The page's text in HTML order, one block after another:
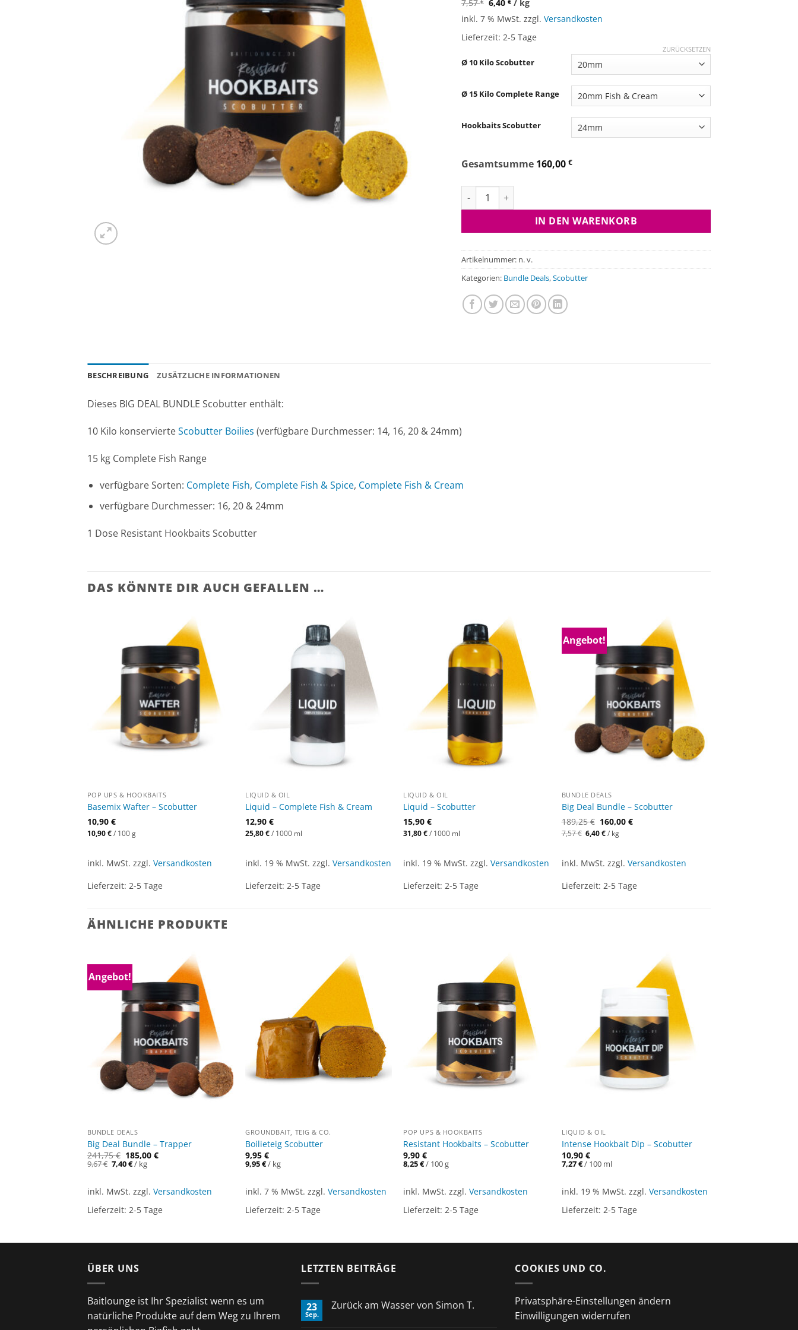
war:
189,25 €
ist:
160,00 €.
7,57 6,40 / kg
inkl. 7 % MwSt. zzgl. Versandkosten
Lieferzeit: 2-5 Tage
Ø 10 Kilo Scobutter
Ø 15 Kilo Complete Range
Hookbaits Scobutter
ZURÜCKSETZEN
Gesamtsumme 160,00 €
Big Deal Bundle - Scobutter Menge
IN DEN WARENKORB
Artikelnummer: n. v.
Kategorien: Bundle Deals,Scobutter
BESCHREIBUNG ZUSÄTZLICHE INFORMATIONEN
Dieses BIG DEAL BUNDLE Scobutter enthält:
10 Kilo konservierteScobutter Boilies (verfügbare Durchmesser: 14, 16, 20 & 24mm)
15 kg Complete Fish Range
verfügbare Sorten: Complete Fish, Complete Fish & Spice, Complete Fish & Cream
verfügbare Durchmesser: 16, 20 & 24mm
1 Dose Resistant Hookbaits Scobutter
DAS KÖNNTE DIR AUCH GEFALLEN …
POP UPS & HOOKBAITS
Basemix Wafter – Scobutter
10,90 €
10,90 €/ 100 g
inkl. MwSt. zzgl. Versandkosten
Lieferzeit: 2-5 Tage
LIQUID & OIL
Liquid – Complete Fish & Cream
12,90€
25,80€ / 1000 ml
inkl. 19 % MwSt. zzgl.Versandkosten
Lieferzeit: 2-5 Tage
LIQUID & OIL
Liquid – Scobutter
15,90€
31,80€ / 1000 ml
inkl. 19 % MwSt. zzgl.Versandkosten
Lieferzeit: 2-5 Tage
Angebot!
BUNDLE DEALS
Big Deal Bundle – Scobutter
189,25€ 160,00 €
7,57€ Ursprünglicher
Preis
6,40 €Aktueller
Preis
/ kg
inkl. MwSt. zzgl. Versandkosten
Lieferzeit: 2-5 Tage
ÄHNLICHE PRODUKTE
Angebot!
BUNDLE DEALS
Big Deal Bundle – Trapper
241,75€ 185,00€
9,67€ Ursprünglicher
Preis
7,40€Aktueller
Preis
/ kg
inkl. MwSt. zzgl. Versandkosten
Lieferzeit: 2-5 Tage
GROUNDBAIT, TEIG & CO.
Boilieteig Scobutter
9,95€
9,95€/ kg
inkl. 7 % MwSt. zzgl.Versandkosten
Lieferzeit:2-5 Tage
POP UPS & HOOKBAITS
Resistant Hookbaits – Scobutter
9,90€
8,25€/ 100g
inkl. MwSt. zzgl.Versandkosten
Lieferzeit:2-5 Tage
LIQUID & OIL
Intense Hookbait Dip – Scobutter
10,90 €
7,27€/ 100 ml
inkl. 19 % MwSt. zzgl. Versandkosten
Lieferzeit: 2-5 Tage
ÜBER UNS
Baitlounge ist Ihr Spezialist wenn es um
natürliche Produkte auf dem Weg zu Ihrem
LETZTEN BEITRÄGE
23
Sep.
Zurück am Wasser von Simon T.
COOKIES UND CO.
Privatsphäre-Einstellungen ändern
Einwilligungen widerrufen